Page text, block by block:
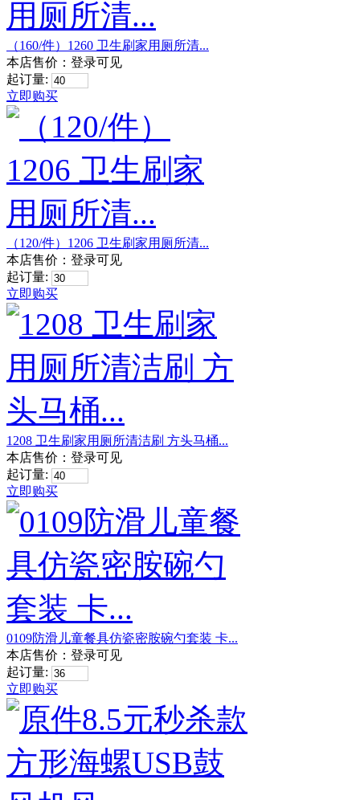
（160/件）1260 卫生刷家用厕所清...
本店售价： 登录可见
起订量:
立即购买
（120/件）1206 卫生刷家用厕所清...
本店售价： 登录可见
起订量:
立即购买
1208 卫生刷家用厕所清洁刷 方头马桶...
本店售价： 登录可见
起订量:
立即购买
0109防滑儿童餐具仿瓷密胺碗勺套装 卡...
本店售价： 登录可见
起订量:
立即购买